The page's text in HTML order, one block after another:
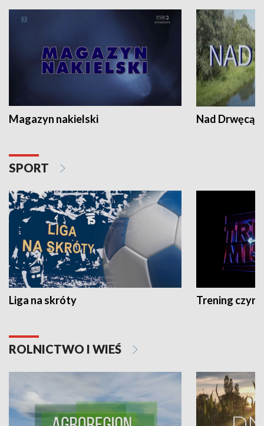
Magazyn nakielski Nad Drwęcą
SPORT
Liga na skróty Trening czyni
ROLNICTWO I WIEŚ